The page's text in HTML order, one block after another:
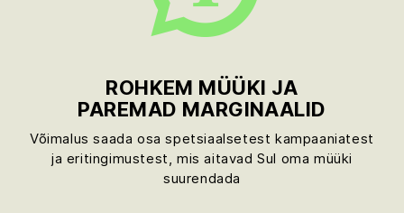
ROHKEM MÜÜKI JA
PAREMAD MARGINAALID
Võimalus saada osa spetsiaalsetest kampaaniatest
ja eritingimustest, mis aitavad Sul oma müüki
suurendada